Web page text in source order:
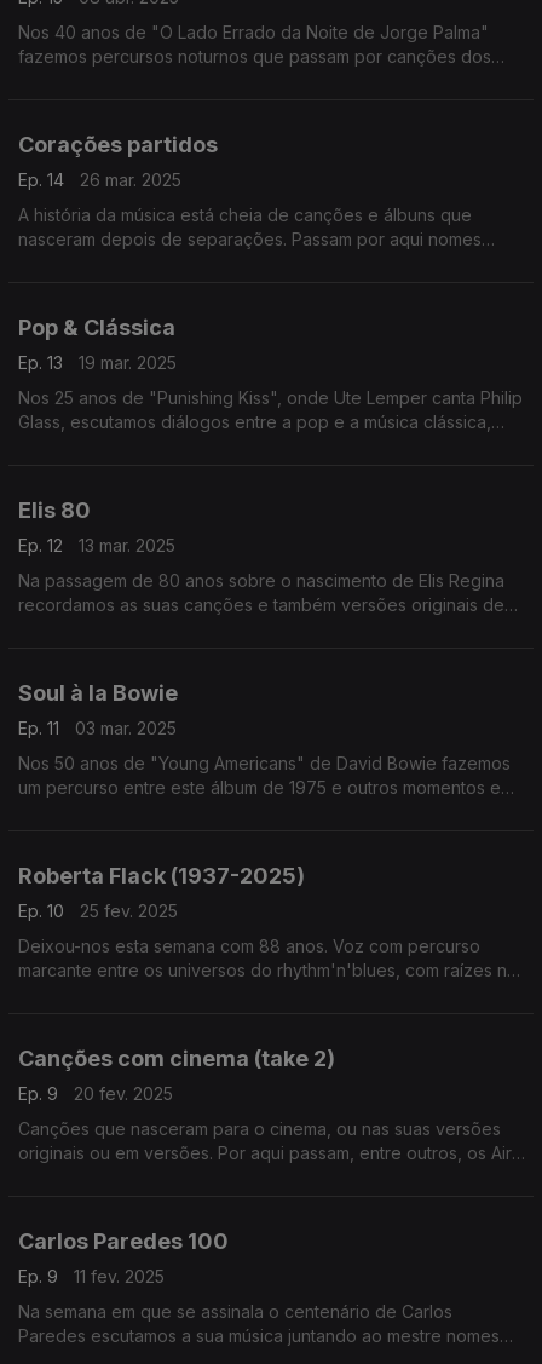
Nos 40 anos de "O Lado Errado da Noite de Jorge Palma"
fazemos percursos noturnos que passam por canções dos
Corações partidos
Ep. 14
26 mar. 2025
A história da música está cheia de canções e álbuns que
nasceram depois de separações. Passam por aqui nomes
Pop & Clássica
Ep. 13
19 mar. 2025
Nos 25 anos de "Punishing Kiss", onde Ute Lemper canta Philip
Glass, escutamos diálogos entre a pop e a música clássica,
Elis 80
Ep. 12
13 mar. 2025
Na passagem de 80 anos sobre o nascimento de Elis Regina
recordamos as suas canções e também versões originais de
Soul à la Bowie
Ep. 11
03 mar. 2025
Nos 50 anos de "Young Americans" de David Bowie fazemos
um percurso entre este álbum de 1975 e outros momentos em
Roberta Flack (1937-2025)
Ep. 10
25 fev. 2025
Deixou-nos esta semana com 88 anos. Voz com percurso
marcante entre os universos do rhythm'n'blues, com raízes no
Canções com cinema (take 2)
Ep. 9
20 fev. 2025
Canções que nasceram para o cinema, ou nas suas versões
originais ou em versões. Por aqui passam, entre outros, os Air,
Carlos Paredes 100
Ep. 9
11 fev. 2025
Na semana em que se assinala o centenário de Carlos
Paredes escutamos a sua música juntando ao mestre nomes